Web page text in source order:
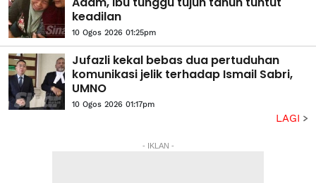
keadilan
10 Ogos 2026 01:25pm
Jufazli kekal bebas dua pertuduhan
komunikasi jelik terhadap Ismail Sabri,
UMNO
10 Ogos 2026 01:17pm
LAGI
- IKLAN -